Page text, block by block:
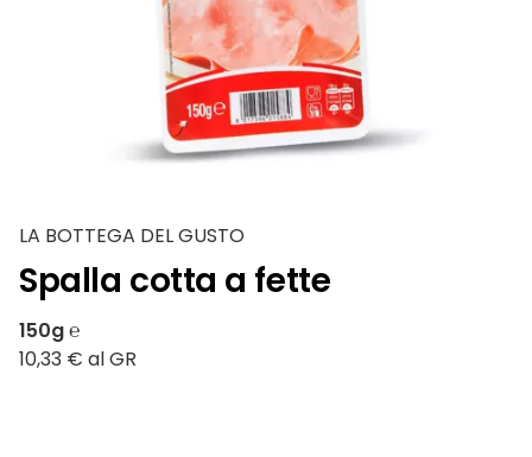
LA BOTTEGA DEL GUSTO
Spalla cotta a fette
150g ℮
10,33 € al GR